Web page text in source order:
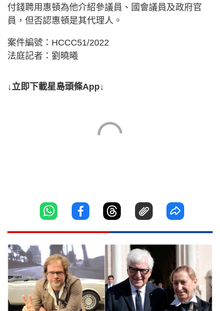
付錢聘用惠頓為他介紹參議員、國會議員及政府官
員，但否認惠頓是其代理人。
案件編號：HCCC51/2022
法庭記者：劉曉曦
↓立即下載星島頭條App↓